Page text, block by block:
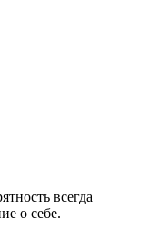
всегда
о себе.